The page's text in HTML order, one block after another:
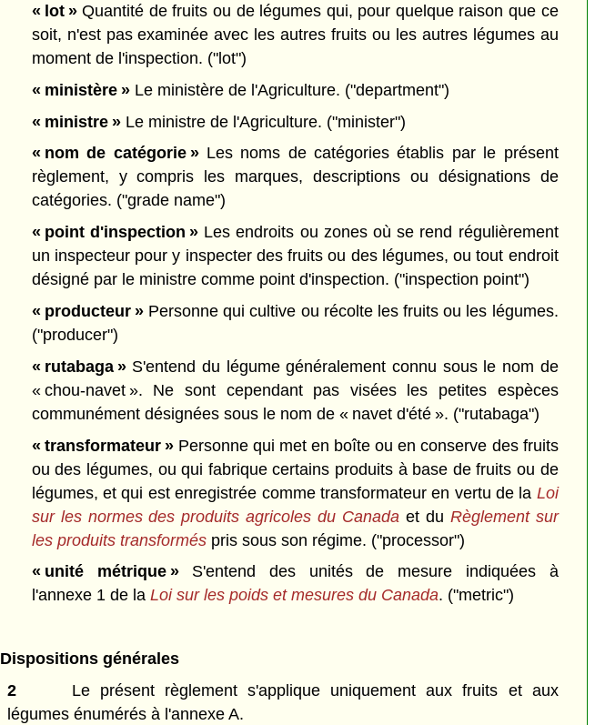
« lot »Quantité de fruits ou de légumes qui, pour quelque raison que ce
soit, n'est pas examinée avec les autres fruits ou les autres légumes au
moment de l'inspection. ("lot")
« ministère »Le ministère de l'Agriculture. ("department")
« ministre »Le ministre de l'Agriculture. ("minister")
« nom de catégorie »Les noms de catégories établis par le présent
règlement, y compris les marques, descriptions ou désignations de
catégories. ("grade name")
« point d'inspection »Les endroits ou zones où se rend régulièrement
un inspecteur pour y inspecter des fruits ou des légumes, ou tout endroit
désigné par le ministre comme point d'inspection. ("inspection point")
« producteur »Personne qui cultive ou récolte les fruits ou les légumes.
("producer")
« rutabaga »S'entend du légume généralement connu sous le nom de
« chou-navet ». Ne sont cependant pas visées les petites espèces
communément désignées sous le nom de « navet d'été ». ("rutabaga")
« transformateur »Personne qui met en boîte ou en conserve des fruits
ou des légumes, ou qui fabrique certains produits à base de fruits ou de
légumes, et qui est enregistrée comme transformateur en vertu de la Loi
sur les normes des produits agricoles du Canada et du Règlement sur
les produits transformés pris sous son régime. ("processor")
« unité métrique »S'entend des unités de mesure indiquées à
l'annexe 1 de la Loi sur les poids et mesures du Canada. ("metric")
Dispositions générales
2
Le présent règlement s'applique uniquement aux fruits et aux
légumes énumérés à l'annexe A.